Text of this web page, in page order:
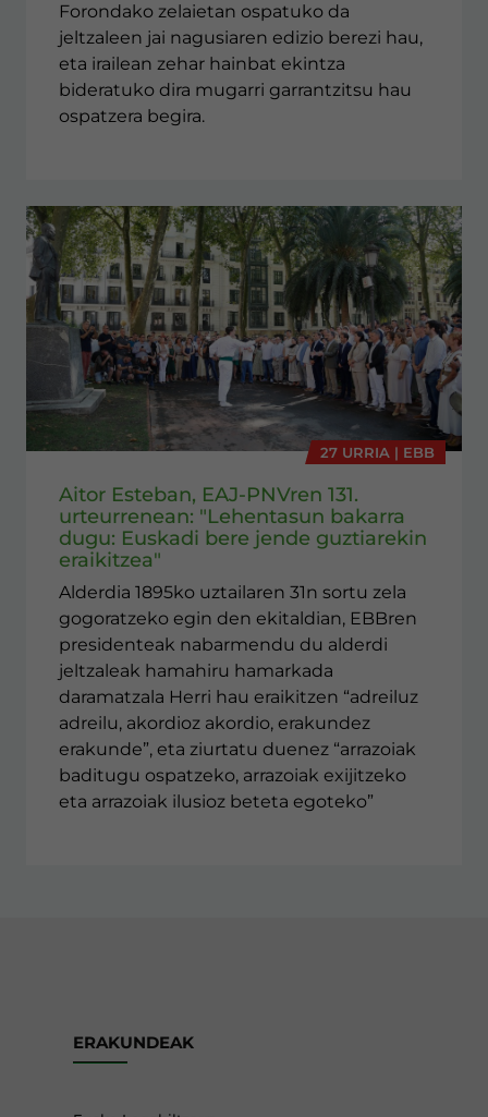
Forondako zelaietan ospatuko da
jeltzaleen jai nagusiaren edizio berezi hau,
eta irailean zehar hainbat ekintza
bideratuko dira mugarri garrantzitsu hau
ospatzera begira.
27 URRIA | EBB
Aitor Esteban, EAJ-PNVren 131.
urteurrenean: "Lehentasun bakarra
dugu: Euskadi bere jende guztiarekin
eraikitzea"
Alderdia 1895ko uztailaren 31n sortu zela
gogoratzeko egin den ekitaldian, EBBren
presidenteak nabarmendu du alderdi
jeltzaleak hamahiru hamarkada
daramatzala Herri hau eraikitzen “adreiluz
adreilu, akordioz akordio, erakundez
erakunde”, eta ziurtatu duenez “arrazoiak
baditugu ospatzeko, arrazoiak exijitzeko
eta arrazoiak ilusioz beteta egoteko”
ERAKUNDEAK